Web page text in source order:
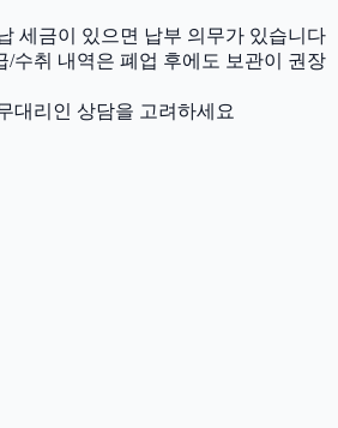
세금이 있으면 납부 의무가 있습니다
/수취 내역은 폐업 후에도 보관이 권장
대리인 상담을 고려하세요